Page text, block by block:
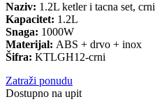
Naziv: 1.2L ketler i tacna set, crni
Kapacitet: 1.2L
Snaga: 1000W
Materijal: ABS + drvo + inox
Šifra: KTLGH12-crni
Zatraži ponudu
Dostupno na upit